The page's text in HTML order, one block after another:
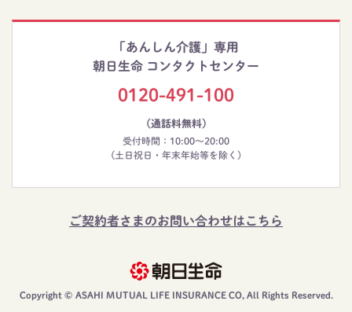
「あんしん介護」専用
朝日生命 コンタクトセンター
0120-491-100
（通話料無料）
受付時間：10:00～20:00
(土日祝日・年末年始等を除く)
ご契約者さまのお問い合わせはこちら
Copyright © ASAHI MUTUAL LIFE INSURANCE CO, All Rights Reserved.